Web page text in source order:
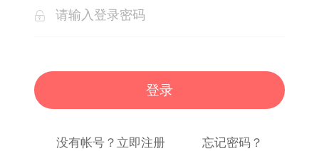
登录
没有帐号？立即注册 忘记密码？